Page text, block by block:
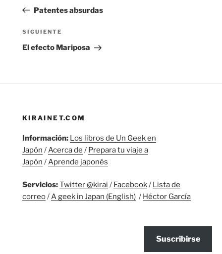
entradas
anterior:
Patentes absurdas
Siguiente
entrada
SIGUIENTE
El efecto Mariposa
KIRAINET.COM
Información: Los libros de Un Geek en
Japón /Acerca de / Prepara tu viaje a
Japón /Aprende japonés
Servicios:Twitter @kirai / Facebook/ Lista de
correo/A geek in Japan (English) / Héctor García
Suscribirse